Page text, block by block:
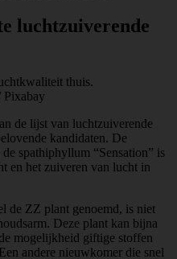
luchtzuiverende
Pixabay
de lijst van luchtzuiverende
kandidaten. De
spathiphyllum “Sensation” is
en het zuiveren van lucht in
de ZZ plant genoemd, is niet
Deze plant kan bijna
mogelijkheid giftige stoffen
andere nieuwkomer die snel